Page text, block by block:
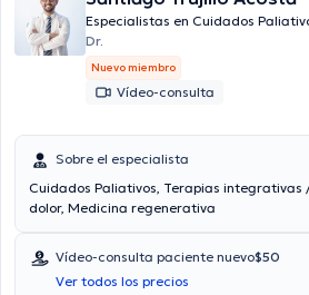
Especialistas en Cuidados
Dr.
Nuevo miembro
Vídeo-consulta
Sobre el especialista
Cuidados Paliativos, Terapias
dolor, Medicina regenerativa
Vídeo-consulta paciente nuevo$50
Ver todos los precios